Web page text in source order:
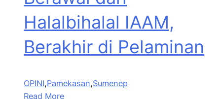
Halalbihalal IAAM,
Berakhir di Pelaminan
OPINI,Pamekasan,Sumenep
Read More